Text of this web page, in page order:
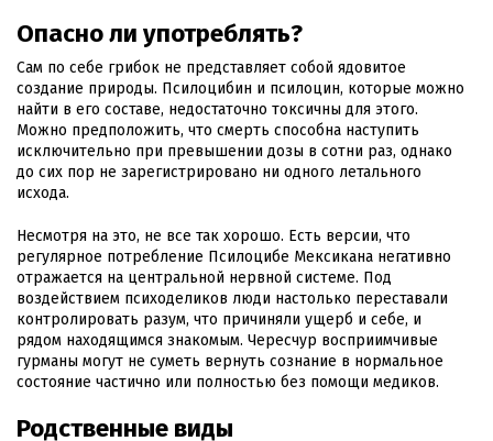
Опасно ли употреблять?
Сам по себе грибок не представляет собой ядовитое
создание природы. Псилоцибин и псилоцин, которые можно
найти в его составе, недостаточно токсичны для этого.
Можно предположить, что смерть способна наступить
исключительно при превышении дозы в сотни раз, однако
до сих пор не зарегистрировано ни одного летального
исхода.
Несмотря на это, не все так хорошо. Есть версии, что
регулярное потребление Псилоцибе Мексикана негативно
отражается на центральной нервной системе. Под
воздействием психоделиков люди настолько переставали
контролировать разум, что причиняли ущерб и себе, и
рядом находящимся знакомым. Чересчур восприимчивые
гурманы могут не суметь вернуть сознание в нормальное
состояние частично или полностью без помощи медиков.
Родственные виды